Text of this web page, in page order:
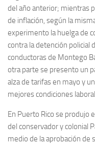
del año anterior; mientras
de inflación, según la
experimento la huelga de
contra la detención policial
conductoras de Montego
otra parte se presento un
alza de tarifas en mayo y
mejores condiciones
En Puerto Rico se produjo
del conservador y colonial
medio de la aprobación de